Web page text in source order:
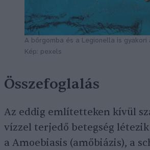
A bőrgomba és a Legionella is gyakori
Kép: pexels
Összefoglalás
Az eddig említetteken kívül
vízzel terjedő betegség
a Amoebiasis (amőbiázis), a